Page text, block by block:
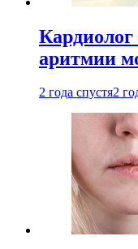
аритмии
2 года спустя2